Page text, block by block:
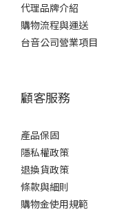
Paradigm這款PW AMP無
驚艷，內含 DTS Play-Fi
高功率輸出，加上本身超
代理品牌介紹
購物流程與運送
台音公司營業項目
顧客服務
產品保固
隱私權政策
退換貨政策
條款與細則
購物金使用規範